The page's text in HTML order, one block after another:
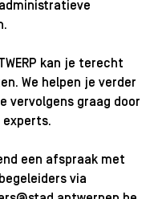
kan je terecht
We helpen je verder
vervolgens graag door
experts.
een afspraak met
via